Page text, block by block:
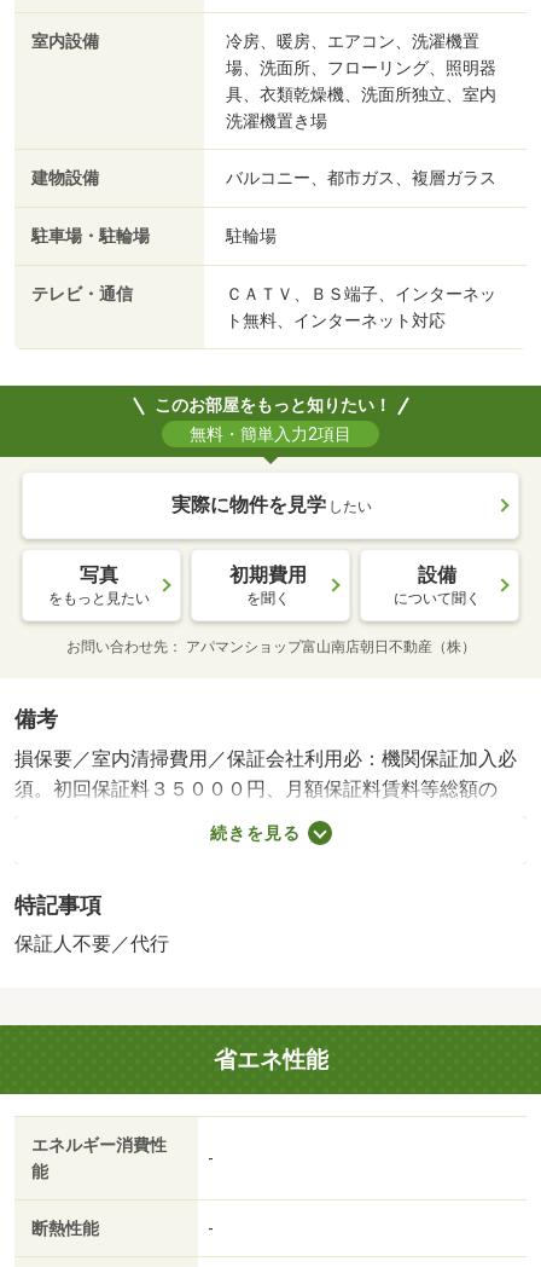
室内設備
冷房、暖房、エアコン、洗濯機置
場、洗面所、フローリング、照明器
具、衣類乾燥機、洗面所独立、室内
洗濯機置き場
建物設備 バルコニー、都市ガス、複層ガラス
駐車場・駐輪場 駐輪場
テレビ・通信
ＣＡＴＶ、ＢＳ端子、インターネッ
ト無料、インターネット対応
このお部屋をもっと知りたい！
無料・簡単入力2項目
実際に物件を見学 したい
写真
をもっと見たい
初期費用
を聞く
設備
について聞く
お問い合わせ先 アパマンショップ富山南店朝日不動産（株）
備考
損保要／室内清掃費用／保証会社利用必：機関保証加入必
須。初回保証料３５０００円、月額保証料賃料等総額の
１％＋８００円／月（その他商品あり）／［退去時費用
退去費用実費精算※故意・過失等別途実費］ルームクリー
会費７５０円／月 保証会社：株式会社イントラスト／
バストイレ別／バルコニー／エアコン／クロゼット／フロ
面所独立／駐輪場／ＣＡＴＶ／即入居可／敷金不要／照明
付／保証人不要／２沿線利用可／ディンプルキー／ネット
使用料不要／床下収納／トランクルーム／複層ガラス／２
駅利用可／敷地内ごみ置き場／都市ガス／ＢＳ／礼金１ヶ
月／保証会社利用可／ＩＴ重説 対応物件／セブンイレブ
ン（コンビニ）まで２３１ｍ／ファミリーマート（コンビ
６５ｍ／ローソン（コンビニ）まで２６１ｍ／富山保育所
続きを見る
特記事項
保証人不要／代行
省エネ性能
エネルギー消費性
能
-
断熱性能 -